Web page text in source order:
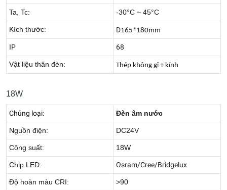
Ta, Tc: -30°C ~ 45°C
Kích thước: D165*180mm
IP 68
Vật liệu thân đèn: Thép không gỉ + kính
18W
Chủng loại: Đèn âm nước
Nguồn điện: DC24V
Công suất: 18W
Chip LED: Osram/Cree/Bridgelux
Độ hoàn màu CRI: >90